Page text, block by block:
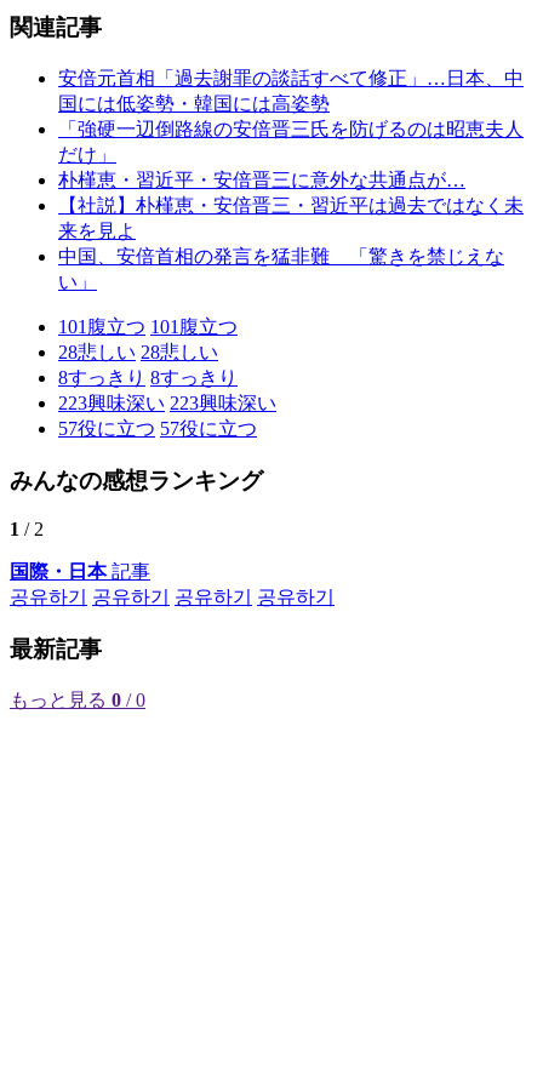
関連記事
安倍元首相「過去謝罪の談話すべて修正」…日本、中
国には低姿勢・韓国には高姿勢
「強硬一辺倒路線の安倍晋三氏を防げるのは昭恵夫人
だけ」
朴槿恵・習近平・安倍晋三に意外な共通点が…
【社説】朴槿恵・安倍晋三・習近平は過去ではなく未
来を見よ
中国、安倍首相の発言を猛非難 「驚きを禁じえな
い」
101 腹立つ 101 腹立つ
28悲しい 28悲しい
8すっきり 8すっきり
223興味深い 223興味深い
57役に立つ 57役に立つ
みんなの感想ランキング
1 / 2
国際・日本記事
공유하기
공유하기 공유하기 공유하기
最新記事
もっと見る 0 / 0